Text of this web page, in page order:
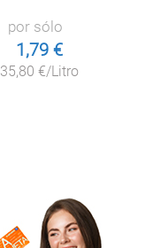
por sólo
1,79 €
35,80 €/Litro